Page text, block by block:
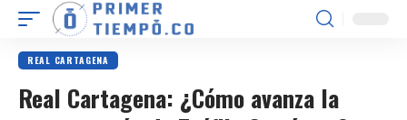
REAL CARTAGENA
Real Cartagena: ¿Cómo avanza la